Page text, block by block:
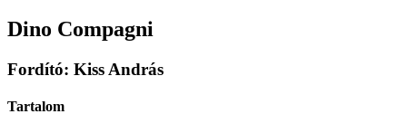
Dino Compagni
Fordító: Kiss András
Tartalom